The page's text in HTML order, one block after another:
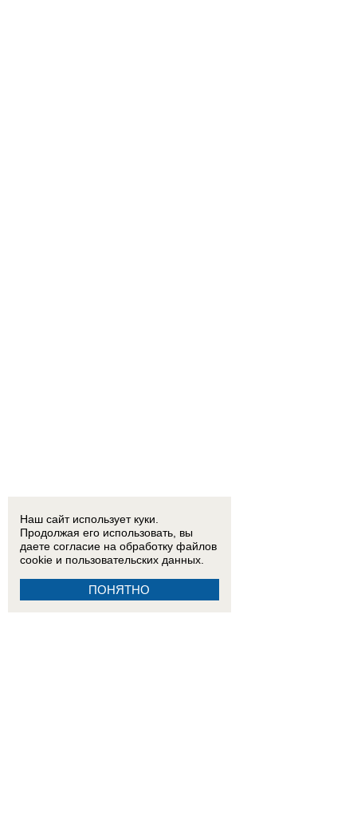
Наш сайт использует куки.
Продолжая его использовать, вы
даете согласие на обработку файлов
cookie и пользовательских данных.
ПОНЯТНО